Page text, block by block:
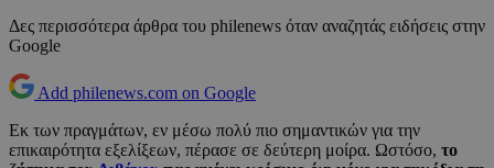
Δες περισσότερα άρθρα του philenews όταν αναζητάς ειδήσεις στην
Google
Add philenews.com on Google
Εκ των πραγμάτων, εν μέσω πολύ πιο σημαντικών για την
επικαιρότητα εξελίξεων, πέρασε σε δεύτερη μοίρα. Ωστόσο, το